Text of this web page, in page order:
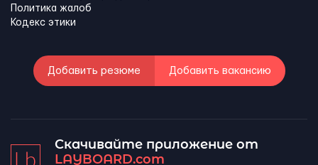
Политика жалоб
Кодекс этики
Добавить резюме Добавить вакансию
Скачивайте приложение от
LAYBOARD.com